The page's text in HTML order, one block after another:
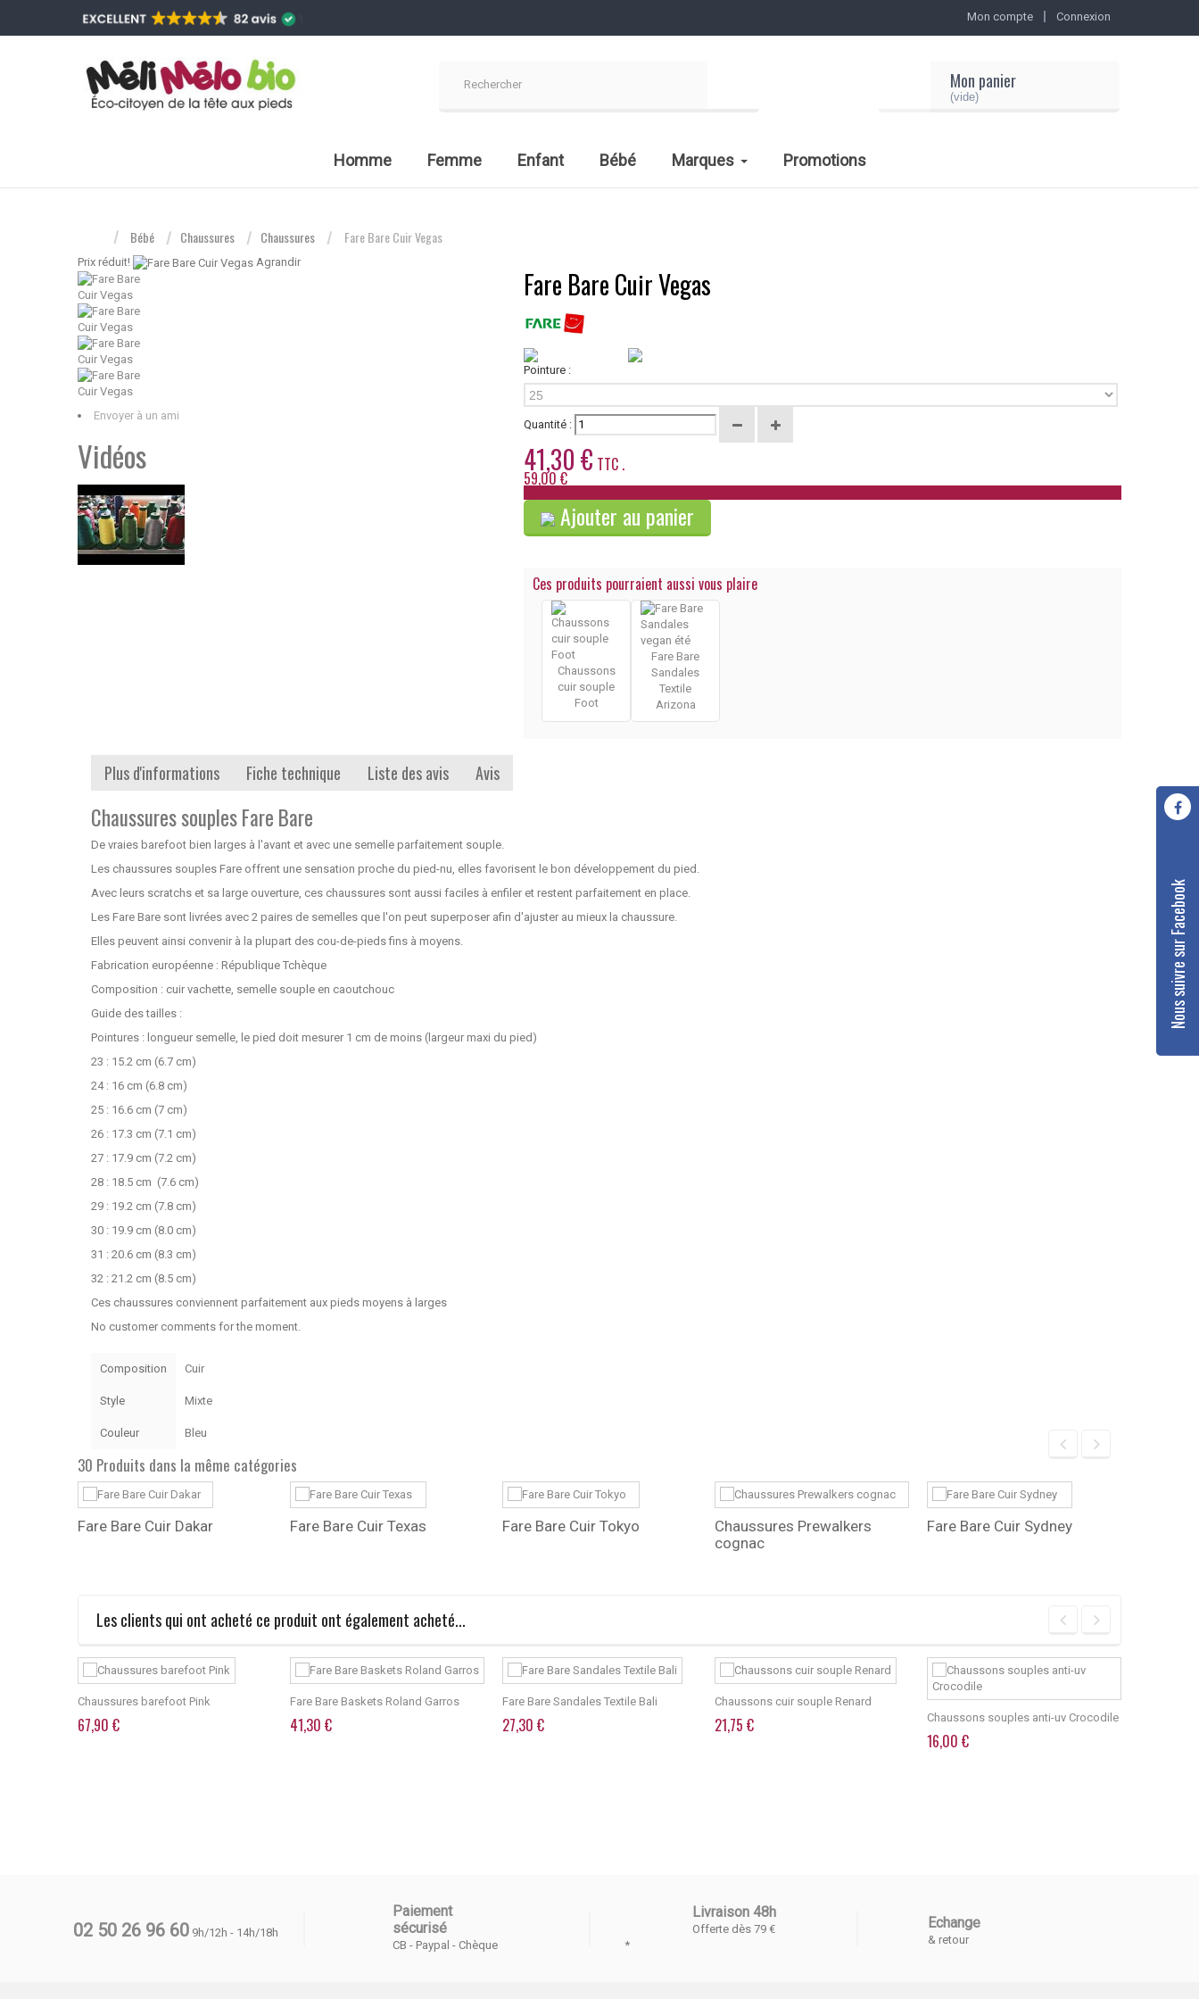
Nous suivre sur Facebook
Mon compte Connexion
Mon panier
(vide)
Homme Femme Enfant Bébé Marques Promotions
Bébé Chaussures Chaussures Fare Bare Cuir Vegas
Prix ​​réduit! Agrandir
Envoyer à un ami
Vidéos
Fare Bare Cuir Vegas
Pointure :
25
Quantité :
41,30 € TTC .
59,00 €
-30%
Ajouter au panier
Ces produits pourraient aussi vous plaire
Chaussons
cuir souple
Foot
Fare Bare
Sandales
Textile
Arizona
Plus d'informations Fiche technique Liste des avis Avis
Chaussures souples Fare Bare
De vraies barefoot bien larges à l'avant et avec une semelle parfaitement souple.
Les chaussures souples Fare offrent une sensation proche du pied-nu, elles favorisent le bon développement du pied.
Avec leurs scratchs et sa large ouverture, ces chaussures sont aussi faciles à enfiler et restent parfaitement en place.
Les Fare Bare sont livrées avec 2 paires de semelles que l'on peut superposer afin d'ajuster au mieux la chaussure.
Elles peuvent ainsi convenir à la plupart des cou-de-pieds fins à moyens.
Fabrication européenne : République Tchèque
Composition : cuir vachette, semelle souple en caoutchouc
Guide des tailles :
Pointures : longueur semelle, le pied doit mesurer 1 cm de moins (largeur maxi du pied)
23 : 15.2 cm (6.7 cm)
24 : 16 cm (6.8 cm)
25 : 16.6 cm (7 cm)
26 : 17.3 cm (7.1 cm)
27 : 17.9 cm (7.2 cm)
28 : 18.5 cm (7.6 cm)
29 : 19.2 cm (7.8 cm)
30 : 19.9 cm (8.0 cm)
31 : 20.6 cm (8.3 cm)
32 : 21.2 cm (8.5 cm)
Ces chaussures conviennent parfaitement aux pieds moyens à larges
No customer comments for the moment.
Composition Cuir
Style Mixte
Couleur Bleu
30 Produits dans la même catégories
Fare Bare Cuir Dakar Fare Bare Cuir Texas Fare Bare Cuir Tokyo
Chaussures Prewalkers
cognac
Fare Bare Cuir Sydney
Les clients qui ont acheté ce produit ont également acheté...
Chaussures barefoot Pink
67,90 €
Fare Bare Baskets Roland Garros
41,30 €
Fare Bare Sandales Textile Bali
27,30 €
Chaussons cuir souple Renard
21,75 € Chaussons souples anti-uv Crocodile
16,00 €
02 50 26 96 60 9h/12h - 14h/18h
Paiement
sécurisé
CB - Paypal - Chèque
Livraison 48h
Offerte dès 79 €
*
Echange
& retour